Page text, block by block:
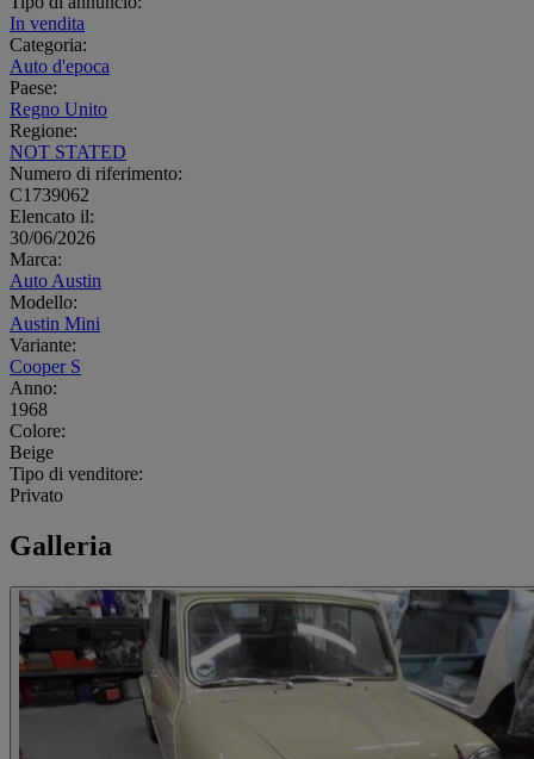
In vendita
Categoria:
Auto d'epoca
Paese:
Regno Unito
Regione:
NOT STATED
Numero di riferimento:
C1739062
Elencato il:
30/06/2026
Marca:
Auto Austin
Modello:
Austin Mini
Variante:
Cooper S
Anno:
1968
Colore:
Beige
Tipo di venditore:
Privato
Galleria